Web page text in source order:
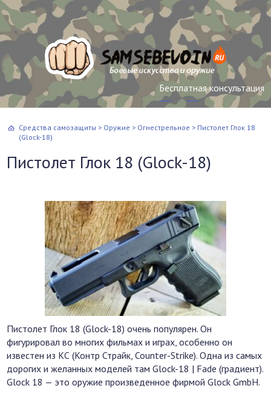
Бесплатная консультация
Средства самозащиты > Оружие > Огнестрельное > Пистолет Глок 18
(Glock-18)
Пистолет Глок 18 (Glock-18)
Пистолет Глок 18 (Glock-18) очень популярен. Он
фигурировал во многих фильмах и играх, особенно он
известен из КС (Контр Страйк, Counter-Strike). Одна из самых
дорогих и желанных моделей там Glock-18 | Fade (градиент).
Glock 18 — это оружие произведенное фирмой Glock GmbH.